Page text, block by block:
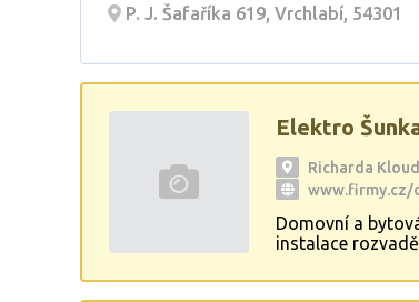
P. J. Šafaříka 619, Vrchlabí, 54301
Elektro
Richarda
www.firmy.cz/
Domovní a
instalace